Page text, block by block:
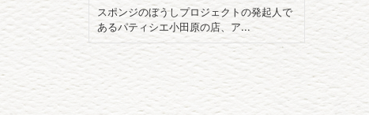
スポンジのぼうしプロジェクトの発起人で
あるパティシエ小田原の店、ア...